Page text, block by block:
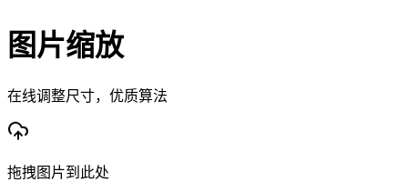
图片缩放
在线调整尺寸，优质算法
拖拽图片到此处